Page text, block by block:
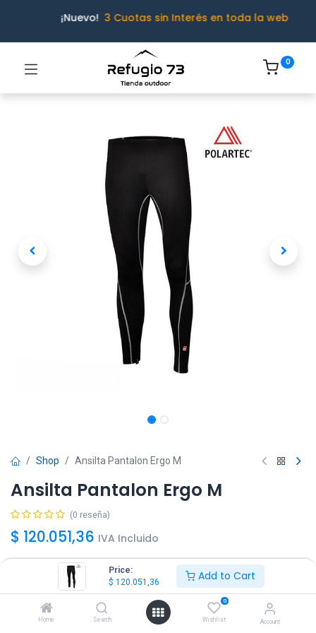
Price:
$ 120.051,36 Add to Cart
Home Search
0
Wishlist Account
¡Nuevo! 3 Cuotas sin Interés en toda la web
0
Shop Ansilta Pantalon Ergo M
Ansilta Pantalon Ergo M
(0 reseña)
$ 120.051,36 IVA Incluido